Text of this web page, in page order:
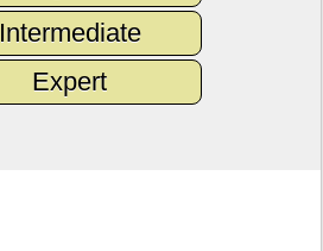
Intermediate
Expert